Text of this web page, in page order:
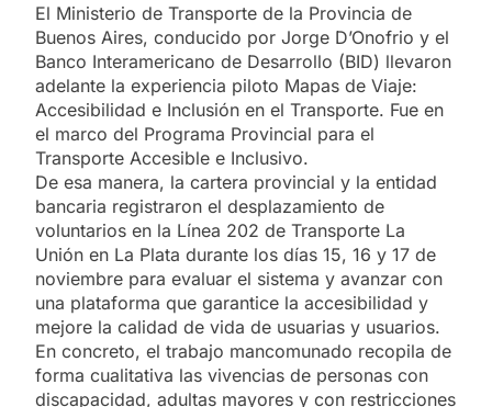
El Ministerio de Transporte de la Provincia de
Buenos Aires, conducido por Jorge D’Onofrio y el
Banco Interamericano de Desarrollo (BID) llevaron
adelante la experiencia piloto Mapas de Viaje:
Accesibilidad e Inclusión en el Transporte. Fue en
el marco del Programa Provincial para el
Transporte Accesible e Inclusivo.
De esa manera, la cartera provincial y la entidad
bancaria registraron el desplazamiento de
voluntarios en la Línea 202 de Transporte La
Unión en La Plata durante los días 15, 16 y 17 de
noviembre para evaluar el sistema y avanzar con
una plataforma que garantice la accesibilidad y
mejore la calidad de vida de usuarias y usuarios.
En concreto, el trabajo mancomunado recopila de
forma cualitativa las vivencias de personas con
discapacidad, adultas mayores y con restricciones